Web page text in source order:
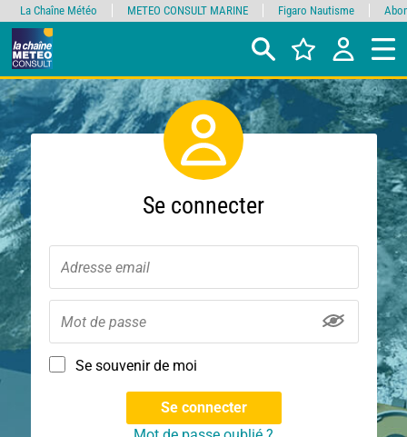
Se connecter
Se souvenir de moi
Se connecter
La Chaîne Météo METEO CONSULT MARINE Figaro Nautisme